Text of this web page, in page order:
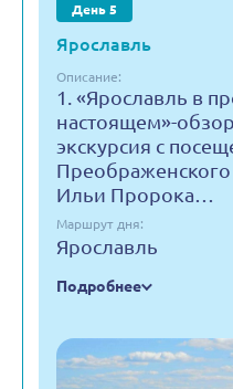
День 5
Ярославль
Описание:
1. «Ярославль в
настоящем»-
экскурсия с
Ильи Пророка…
Маршрут дня:
Ярославль
Подробнее